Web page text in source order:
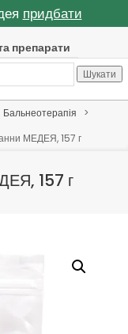
придбати
препарати
Шукати
Бальнеотерапія
>
МЕДЕЯ, 157 г
157 г